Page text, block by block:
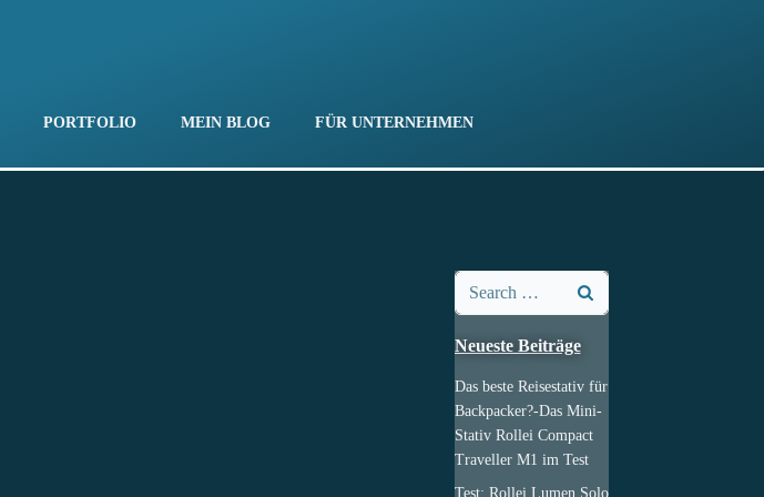
PORTFOLIO MEIN BLOG FÜR UNTERNEHMEN
Search
for:
Neueste Beiträge
Das beste Reisestativ für
Backpacker?-Das Mini-
Stativ Rollei Compact
Traveller M1 im Test
Test: Rollei Lumen Solo